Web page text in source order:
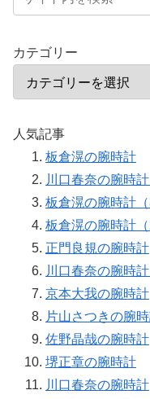
カテゴリー
人気記事
板倉滉の腕時計
川口春奈の腕時計
板倉滉の腕時計（
板倉滉の腕時計（
正門良規の腕時計
川口春奈の腕時計
京本大我の腕時計
片山さつきの腕
佐野晶哉の腕時計
堺正章の腕時計
川口春奈の腕時計